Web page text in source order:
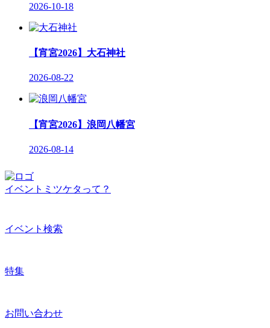
2026-10-18
【宵宮2026】大石神社
2026-08-22
【宵宮2026】浪岡八幡宮
2026-08-14
イベントミツケタって？
イベント検索
特集
お問い合わせ